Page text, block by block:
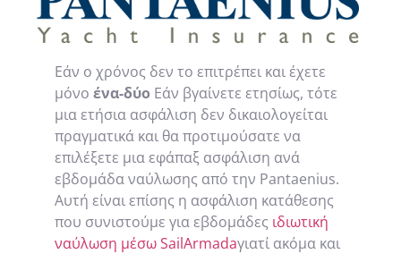
Εάν ο χρόνος δεν το επιτρέπει και έχετε
μόνοένα-δύο Εάν βγαίνετε ετησίως, τότε
μια ετήσια ασφάλιση δεν δικαιολογείται
πραγματικά και θα προτιμούσατε να
επιλέξετε μια εφάπαξ ασφάλιση ανά
εβδομάδα ναύλωσης από την Pantaenius.
Αυτή είναι επίσης η ασφάλιση κατάθεσης
που συνιστούμε για εβδομάδες ιδιωτική
ναύλωση μέσω SailArmadaγιατί ακόμα και